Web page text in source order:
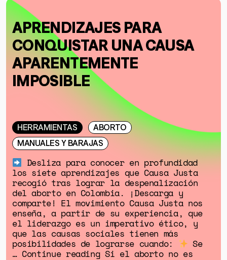
APRENDIZAJES PARA
CONQUISTAR UNA CAUSA
APARENTEMENTE
IMPOSIBLE
HERRAMIENTAS
ABORTO
MANUALES Y BARAJAS
Desliza para conocer en profundidad
los siete aprendizajes que Causa Justa
recogió tras lograr la despenalización
del aborto en Colombia. ¡Descarga y
comparte! El movimiento Causa Justa nos
enseña, a partir de su experiencia, que
el liderazgo es un imperativo ético, y
que las causas sociales tienen más
posibilidades de lograrse cuando:
Se
… Continue reading Si el aborto no es